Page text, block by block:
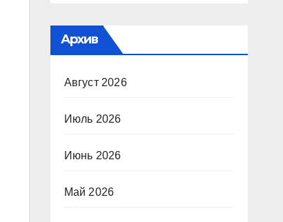
Архив
Август 2026
Июль 2026
Июнь 2026
Май 2026